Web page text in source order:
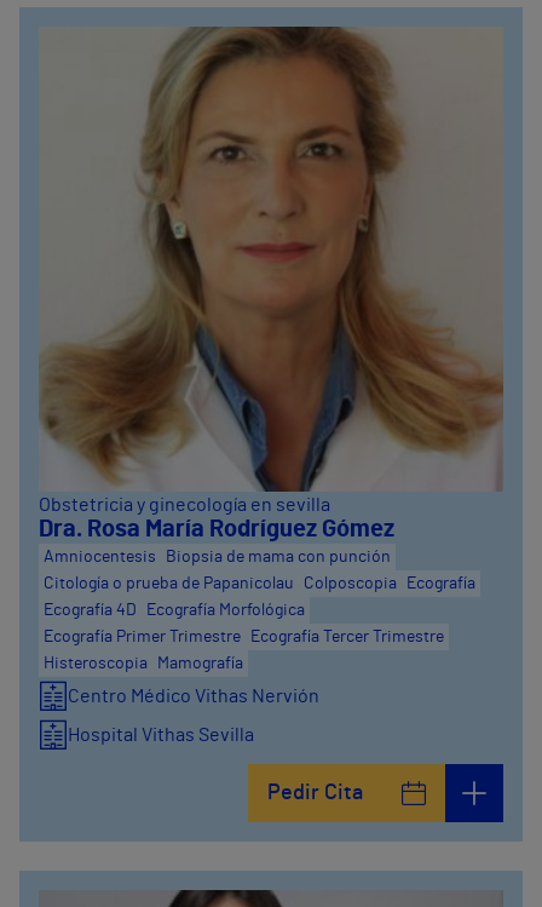
Obstetricia y ginecología en sevilla
Dra. Rosa María Rodríguez Gómez
Amniocentesis
Biopsia de mama con punción
Citología o prueba de Papanicolau
Colposcopia
Ecografía
Ecografía 4D
Ecografía Morfológica
Ecografía Primer Trimestre
Ecografía Tercer Trimestre
Histeroscopia
Mamografía
Centro Médico Vithas Nervión
Hospital Vithas Sevilla
Pedir Cita